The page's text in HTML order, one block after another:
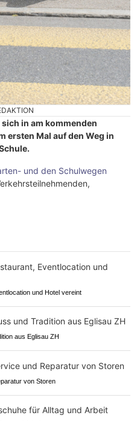
in am kommenden
ersten Mal auf den Weg in
und den Schulwegen
und Hotel vereint
aus Eglisau ZH
von Storen